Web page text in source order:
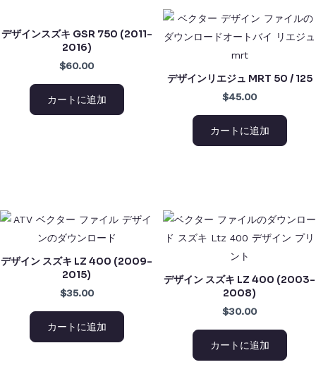
デザインスズキ GSR 750 (2011-
2016)
$60.00
カートに追加
デザインリエジュ MRT 50 / 125
$45.00
カートに追加
デザイン スズキ LZ 400 (2009-
2015)
$35.00
カートに追加
デザイン スズキ LZ 400 (2003-
2008)
$30.00
カートに追加